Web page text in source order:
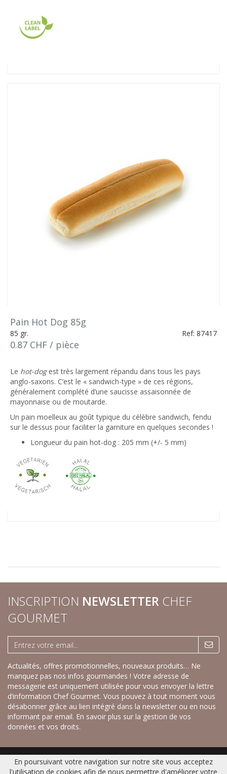
Pain Hot Dog 85g
85 gr. Ref: 87417
0.87 CHF / pièce
Le hot-dogest très largement répandu dans tous les pays
anglo-saxons. C’est le « sandwich-type » de ces régions,
généralement complété d’une saucisse assaisonnée de
mayonnaise ou de moutarde.
Un pain moelleux au goût typique du célèbre sandwich, fendu
sur le dessus pour faciliter la garniture en quelques secondes !
Longueur du pain hot-dog : 205 mm (+/- 5 mm)
INSCRIPTION NEWSLETTER CHEF
GOURMET
Actualités, offres promotionnelles, nouveaux produits… Ne
manquez pas nos infos gourmandes ! Votre adresse de
messagerie est uniquement utilisée pour vous envoyer la lettre
d’information Chef Gourmet. Vous pouvez à tout moment vous
désabonner grâce au lien intégré dans la newsletter ou en nous
informant par email. En savoir plus sur la gestion de vos
données et vos droits.
Accueil|Nos savoureux desserts sucrés| Nos recettes créatives salées
En poursuivant votre navigation sur notre site vous acceptez
l'utilisation de cookies afin de nous permettre d'améliorer votre